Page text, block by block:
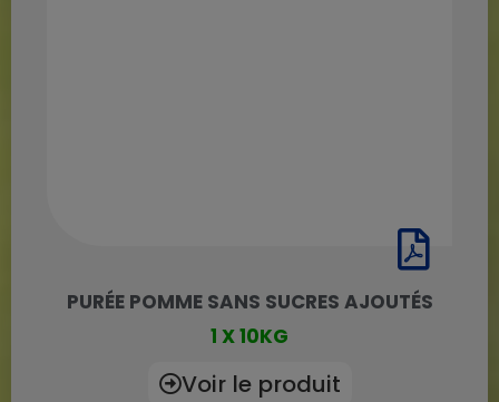
PURÉE POMME SANS SUCRES AJOUTÉS
1 X 10KG
Voir le produit